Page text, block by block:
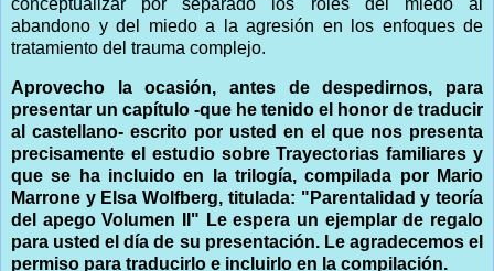
conceptualizar por separado los roles del miedo al
abandono y del miedo a la agresión en los enfoques de
tratamiento del trauma complejo.
Aprovecho la ocasión, antes de despedirnos, para
presentar un capítulo -que he tenido el honor de traducir
al castellano- escrito por usted en el que nos presenta
precisamente el estudio sobre Trayectorias familiares y
que se ha incluido en la trilogía, compilada por Mario
Marrone y Elsa Wolfberg, titulada: "Parentalidad y teoría
del apego Volumen II" Le espera un ejemplar de regalo
para usted el día de su presentación. Le agradecemos el
permiso para traducirlo e incluirlo en la compilación.